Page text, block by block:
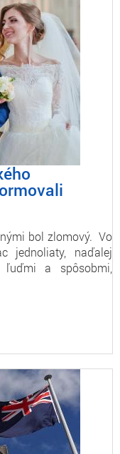
bol zlomový. Vo
jednoliaty, naďalej
ľuďmi a spôsobmi,